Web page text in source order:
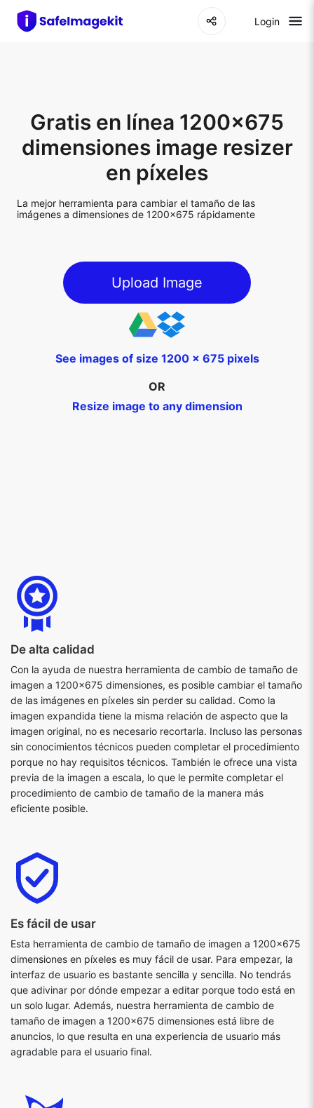
Login
Gratis en línea 1200x675
dimensiones image resizer
en píxeles
La mejor herramienta para cambiar el tamaño de las
imágenes a dimensiones de 1200x675 rápidamente
Upload Image
See images of size 1200 x 675 pixels
OR
Resize image to any dimension
De alta calidad
Con la ayuda de nuestra herramienta de cambio de tamaño de
imagen a 1200x675 dimensiones, es posible cambiar el tamaño
de las imágenes en píxeles sin perder su calidad. Como la
imagen expandida tiene la misma relación de aspecto que la
imagen original, no es necesario recortarla. Incluso las personas
sin conocimientos técnicos pueden completar el procedimiento
porque no hay requisitos técnicos. También le ofrece una vista
previa de la imagen a escala, lo que le permite completar el
procedimiento de cambio de tamaño de la manera más
eficiente posible.
Es fácil de usar
Esta herramienta de cambio de tamaño de imagen a 1200x675
dimensiones en píxeles es muy fácil de usar. Para empezar, la
interfaz de usuario es bastante sencilla y sencilla. No tendrás
que adivinar por dónde empezar a editar porque todo está en
un solo lugar. Además, nuestra herramienta de cambio de
tamaño de imagen a 1200x675 dimensiones está libre de
anuncios, lo que resulta en una experiencia de usuario más
agradable para el usuario final.